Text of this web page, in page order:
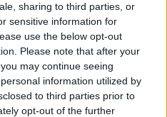
sharing to third parties, or
sensitive information for
use the below opt-out
Please note that after your
may continue seeing
information utilized by
to third parties prior to
opt-out of the further
Έχασε 12 κιλά –